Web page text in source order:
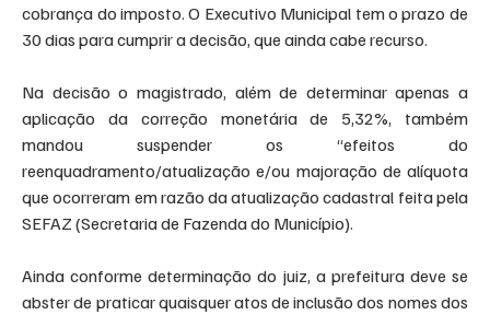
cobrança do imposto. O Executivo Municipal tem o prazo de
30 dias para cumprir a decisão, que ainda cabe recurso.
Na decisão o magistrado, além de determinar apenas a
aplicação da correção monetária de 5,32%, também
mandou suspender os “efeitos do
reenquadramento/atualização e/ou majoração de alíquota
que ocorreram em razão da atualização cadastral feita pela
SEFAZ (Secretaria de Fazenda do Município).
Ainda conforme determinação do juiz, a prefeitura deve se
abster de praticar quaisquer atos de inclusão dos nomes dos